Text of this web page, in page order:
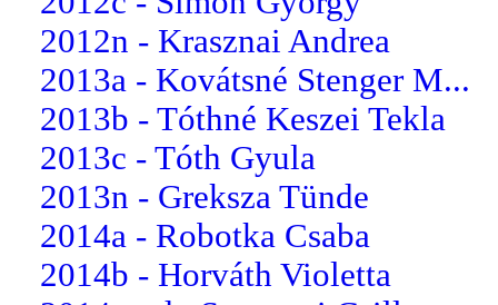
2012n - Krasznai Andrea
2013a - Kovátsné Stenger M...
2013b - Tóthné Keszei Tekla
2013c - Tóth Gyula
2013n - Greksza Tünde
2014a - Robotka Csaba
2014b - Horváth Violetta